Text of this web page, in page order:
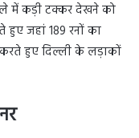
में कड़ी टक्कर देखने को
जहां 189 रनों का
करते हुए दिल्ली के लड़ाकों